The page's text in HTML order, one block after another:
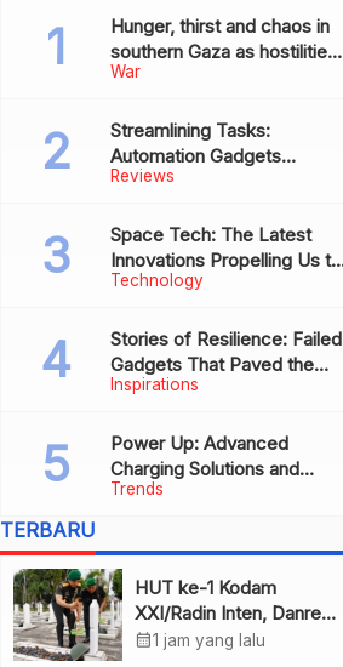
War
Hunger, thirst and chaos in
southern Gaza as hostilities
drive humanitarian aid to the
Reviews
Streamlining Tasks:
Automation Gadgets
Revolutionizing Everyday
Technology
Space Tech: The Latest
Innovations Propelling Us to
New Frontiers
Inspirations
Stories of Resilience: Failed
Gadgets That Paved the
Way for Future Successes
Trends
Power Up: Advanced
Charging Solutions and
Battery Tech Innovations
TERBARU
HUT ke-1 Kodam
XXI/Radin Inten, Danrem
Ikuti Ziarah
calendar_month1 jam yang lalu